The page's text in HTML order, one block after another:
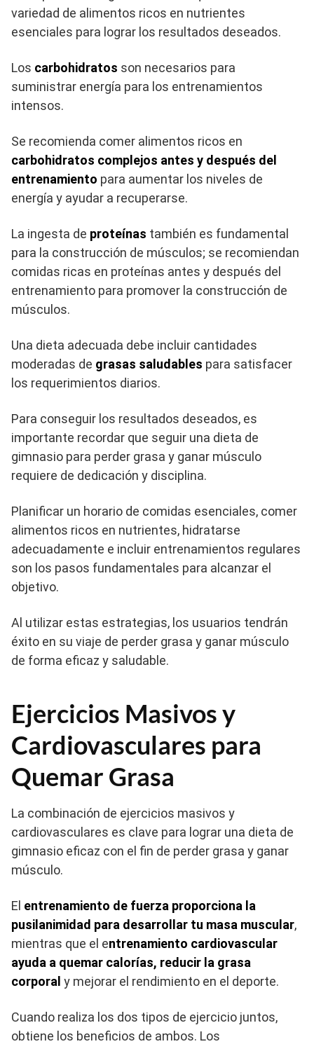
variedad de alimentos ricos en nutrientes
esenciales para lograr los resultados deseados.
Los carbohidratos son necesarios para
suministrar energía para los entrenamientos
intensos.
Se recomienda comer alimentos ricos en
carbohidratos complejos antes y después del
entrenamiento para aumentar los niveles de
energía y ayudar a recuperarse.
La ingesta de proteínas también es fundamental
para la construcción de músculos; se recomiendan
comidas ricas en proteínas antes y después del
entrenamiento para promover la construcción de
músculos.
Una dieta adecuada debe incluir cantidades
moderadas de grasas saludables para satisfacer
los requerimientos diarios.
Para conseguir los resultados deseados, es
importante recordar que seguir una dieta de
gimnasio para perder grasa y ganar músculo
requiere de dedicación y disciplina.
Planificar un horario de comidas esenciales, comer
alimentos ricos en nutrientes, hidratarse
adecuadamente e incluir entrenamientos regulares
son los pasos fundamentales para alcanzar el
objetivo.
Al utilizar estas estrategias, los usuarios tendrán
éxito en su viaje de perder grasa y ganar músculo
de forma eficaz y saludable.
Ejercicios Masivos y
Cardiovasculares para
Quemar Grasa
La combinación de ejercicios masivos y
cardiovasculares es clave para lograr una dieta de
gimnasio eficaz con el fin de perder grasa y ganar
músculo.
El entrenamiento de fuerza proporciona la
pusilanimidad para desarrollar tu masa muscular,
mientras que el entrenamiento cardiovascular
ayuda a quemar calorías, reducir la grasa
corporal y mejorar el rendimiento en el deporte.
Cuando realiza los dos tipos de ejercicio juntos,
obtiene los beneficios de ambos. Los